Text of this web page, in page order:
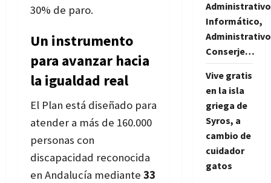
30% de paro.
Un instrumento
para avanzar hacia
la igualdad real
El Plan está diseñado para
atender a más de 160.000
personas con
discapacidad reconocida
en Andalucía mediante 33
Informático,
Conserje…
Vive gratis
en la isla
griega de
Syros, a
cambio de
cuidador
gatos